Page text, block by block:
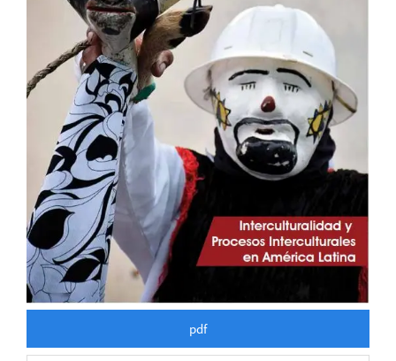
pdf